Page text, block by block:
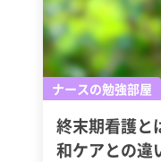
ナースの勉強部屋
終末期看護と
和ケアとの違